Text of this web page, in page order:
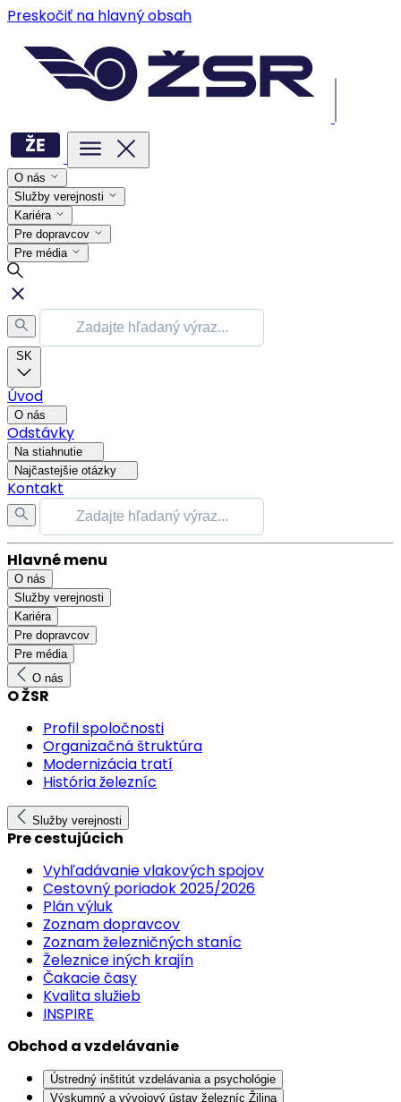
Preskočiť na hlavný obsah
O nás
Služby verejnosti
Kariéra
Pre dopravcov
Pre média
SK
Úvod
O nás
Odstávky
Na stiahnutie
Najčastejšie otázky
Kontakt
Hlavné menu
O nás
Služby verejnosti
Kariéra
Pre dopravcov
Pre média
O nás
O ŽSR
Profil spoločnosti
Organizačná štruktúra
Modernizácia tratí
História železníc
Služby verejnosti
Pre cestujúcich
Vyhľadávanie vlakových spojov
Cestovný poriadok 2025/2026
Plán výluk
Zoznam dopravcov
Zoznam železničných staníc
Železnice iných krajín
Čakacie časy
Kvalita služieb
INSPIRE
Obchod a vzdelávanie
Ústredný inštitút vzdelávania a psychológie
Výskumný a vývojový ústav železníc Žilina